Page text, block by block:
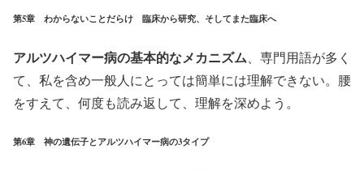
第5章 わからないことだらけ 臨床から研究、そしてまた臨床へ
アルツハイマー病の基本的なメカニズム、専門用語が多く
て、私を含め一般人にとっては簡単には理解できない。腰
をすえて、何度も読み返して、理解を深めよう。
第6章 神の遺伝子とアルツハイマー病の3タイプ